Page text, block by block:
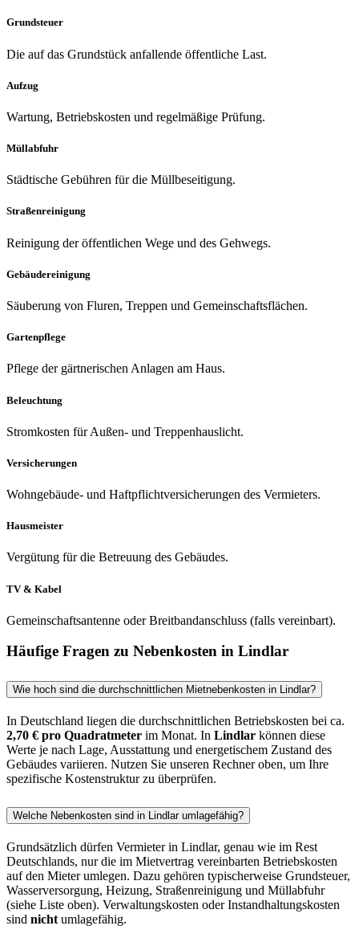
Grundsteuer
Die auf das Grundstück anfallende öffentliche Last.
Aufzug
Wartung, Betriebskosten und regelmäßige Prüfung.
Müllabfuhr
Städtische Gebühren für die Müllbeseitigung.
Straßenreinigung
Reinigung der öffentlichen Wege und des Gehwegs.
Gebäudereinigung
Säuberung von Fluren, Treppen und Gemeinschaftsflächen.
Gartenpflege
Pflege der gärtnerischen Anlagen am Haus.
Beleuchtung
Stromkosten für Außen- und Treppenhauslicht.
Versicherungen
Wohngebäude- und Haftpflichtversicherungen des Vermieters.
Hausmeister
Vergütung für die Betreuung des Gebäudes.
TV & Kabel
Gemeinschaftsantenne oder Breitbandanschluss (falls vereinbart).
Häufige Fragen zu Nebenkosten in Lindlar
Wie hoch sind die durchschnittlichen Mietnebenkosten in Lindlar?
In Deutschland liegen die durchschnittlichen Betriebskosten bei ca.
2,70 € pro Quadratmeter im Monat. In Lindlar können diese
Werte je nach Lage, Ausstattung und energetischem Zustand des
Gebäudes variieren. Nutzen Sie unseren Rechner oben, um Ihre
spezifische Kostenstruktur zu überprüfen.
Welche Nebenkosten sind in Lindlar umlagefähig?
Grundsätzlich dürfen Vermieter in Lindlar, genau wie im Rest
Deutschlands, nur die im Mietvertrag vereinbarten Betriebskosten
auf den Mieter umlegen. Dazu gehören typischerweise Grundsteuer,
Wasserversorgung, Heizung, Straßenreinigung und Müllabfuhr
(siehe Liste oben). Verwaltungskosten oder Instandhaltungskosten
sind nicht umlagefähig.